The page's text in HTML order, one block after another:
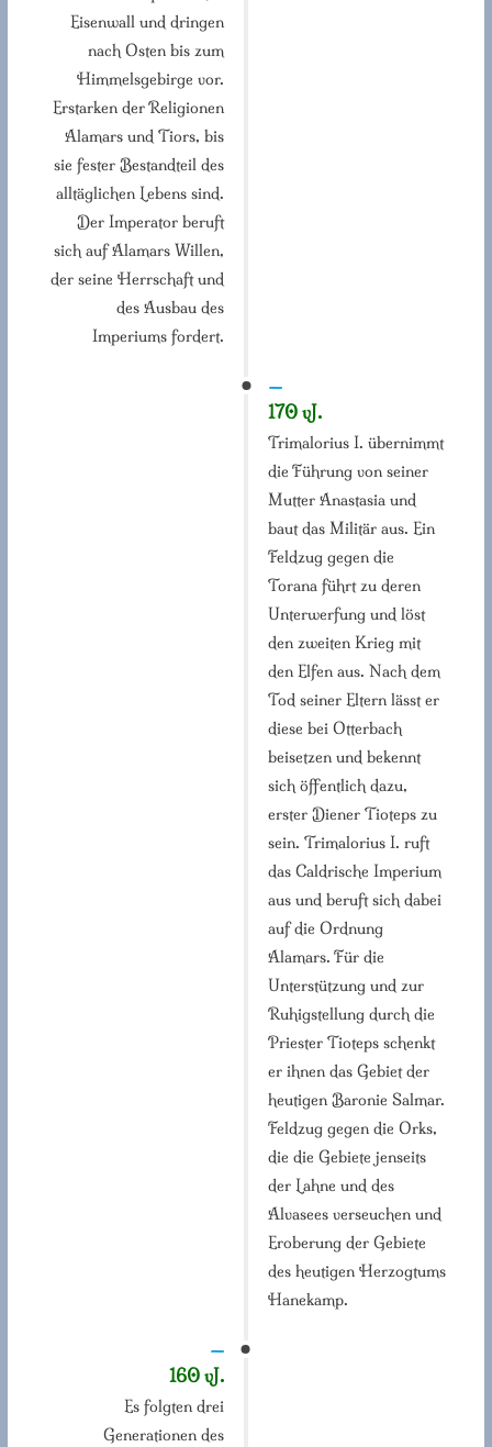
Eisenwall und dringen
nach Osten bis zum
Himmelsgebirge vor.
Erstarken der Religionen
Alamars und Tiors, bis
sie fester Bestandteil des
alltäglichen Lebens sind.
Der Imperator beruft
sich auf Alamars Willen,
der seine Herrschaft und
des Ausbau des
Imperiums fordert.
—
170 vJ.
Trimalorius I. übernimmt
die Führung von seiner
Mutter Anastasia und
baut das Militär aus. Ein
Feldzug gegen die
Torana führt zu deren
Unterwerfung und löst
den zweiten Krieg mit
den Elfen aus. Nach dem
Tod seiner Eltern lässt er
diese bei Otterbach
beisetzen und bekennt
sich öffentlich dazu,
erster Diener Tioteps zu
sein. Trimalorius I. ruft
das Caldrische Imperium
aus und beruft sich dabei
auf die Ordnung
Alamars. Für die
Unterstützung und zur
Ruhigstellung durch die
Priester Tioteps schenkt
er ihnen das Gebiet der
heutigen Baronie Salmar.
Feldzug gegen die Orks,
die die Gebiete jenseits
der Lahne und des
Alvasees verseuchen und
Eroberung der Gebiete
des heutigen Herzogtums
Hanekamp.
—
160 vJ.
Es folgten drei
Generationen des